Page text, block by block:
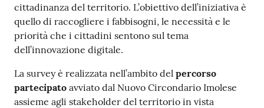
cittadinanza del territorio. L’obiettivo dell’iniziativa è
quello di raccogliere i fabbisogni, le necessità e le
priorità che i cittadini sentono sul tema
dell’innovazione digitale.
La survey è realizzata nell’ambito del percorso
partecipato avviato dal Nuovo Circondario Imolese
assieme agli stakeholder del territorio in vista